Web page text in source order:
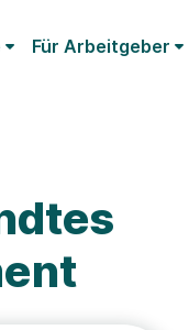
Für Arbeitgeber